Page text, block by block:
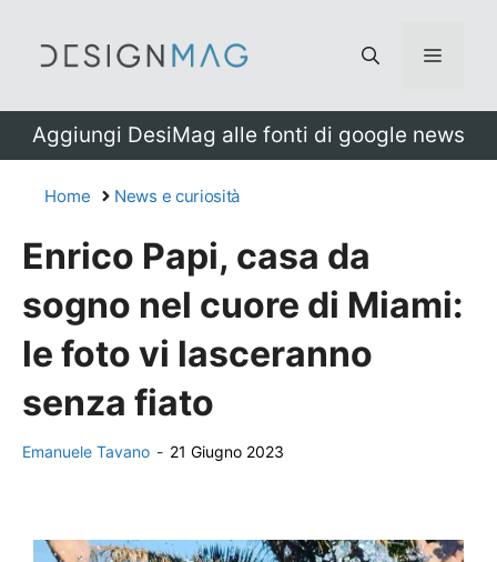
Menu
Aggiungi DesiMag alle fonti di google news
Home News e curiosità
Enrico Papi, casa da
sogno nel cuore di Miami:
le foto vi lasceranno
senza fiato
Emanuele Tavano - 21 Giugno 2023